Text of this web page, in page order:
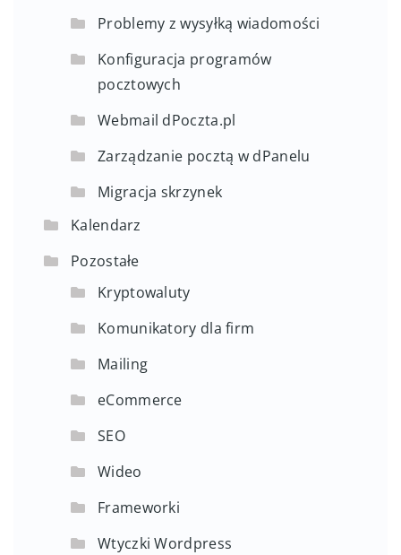
Problemy z wysyłką wiadomości
Konfiguracja programów
pocztowych
Webmail dPoczta.pl
Zarządzanie pocztą w dPanelu
Migracja skrzynek
Kalendarz
Pozostałe
Kryptowaluty
Komunikatory dla firm
Mailing
eCommerce
SEO
Wideo
Frameworki
Wtyczki Wordpress